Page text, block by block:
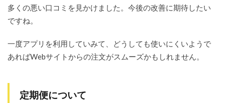
多くの悪い口コミを見かけました。今後の改善に期待したい
ですね。
一度アプリを利用していみて、どうしても使いにくいようで
あればWebサイトからの注文がスムーズかもしれません。
定期便について